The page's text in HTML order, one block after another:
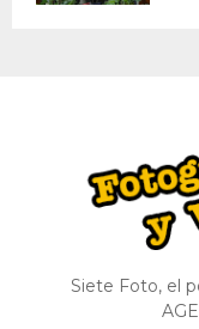
Siete Foto, el